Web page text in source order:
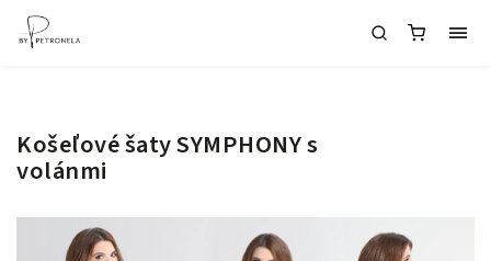
Košeľové šaty SYMPHONY s
volánmi